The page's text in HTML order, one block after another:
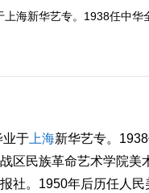
海新华艺专。1938任中华
业于 上海新华艺专。
区民族革命艺术学院美
社。1950年后历任人